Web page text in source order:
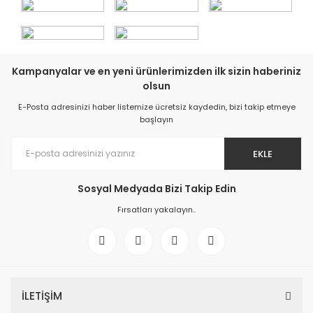
Kampanyalar ve en yeni ürünlerimizden ilk sizin haberiniz
olsun
E-Posta adresinizi haber listemize ücretsiz kaydedin, bizi takip etmeye
başlayın
EKLE
Sosyal Medyada Bizi Takip Edin
Fırsatları yakalayın..
İLETİŞİM